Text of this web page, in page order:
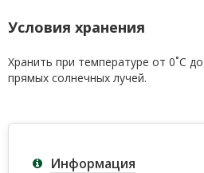
Условия хранения
Хранить при температуре от 0˚С
прямых солнечных лучей.
Информация